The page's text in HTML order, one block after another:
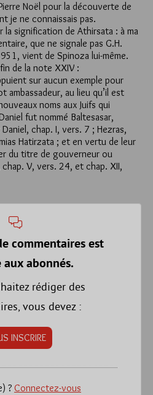
Noël pour la découverte de
je ne connaissais pas.
signification de Athirsata : à ma
que ne signale pas G.H.
vient de Spinoza lui-même.
de la note XXIV :
sur aucun exemple pour
ambassadeur, au lieu qu’il est
noms aux Juifs qui
fut nommé Baltesasar,
chap. I, vers. 7 ; Hezras,
Hatirzata ; et en vertu de leur
du titre de gouverneur ou
V, vers. 24, et chap. XII,
commentaires est
aux abonnés.
rédiger des
vous devez :
INSCRIRE
? Connectez-vous